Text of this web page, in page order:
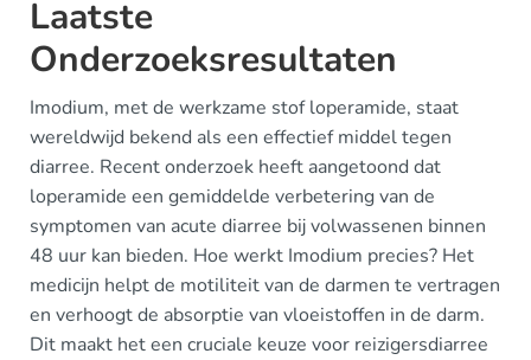
Laatste
Onderzoeksresultaten
Imodium, met de werkzame stof loperamide, staat
wereldwijd bekend als een effectief middel tegen
diarree. Recent onderzoek heeft aangetoond dat
loperamide een gemiddelde verbetering van de
symptomen van acute diarree bij volwassenen binnen
48 uur kan bieden. Hoe werkt Imodium precies? Het
medicijn helpt de motiliteit van de darmen te vertragen
en verhoogt de absorptie van vloeistoffen in de darm.
Dit maakt het een cruciale keuze voor reizigersdiarree